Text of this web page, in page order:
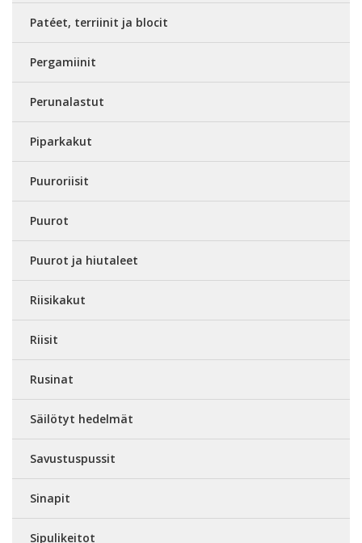
Patéet, terriinit ja blocit
Pergamiinit
Perunalastut
Piparkakut
Puuroriisit
Puurot
Puurot ja hiutaleet
Riisikakut
Riisit
Rusinat
Säilötyt hedelmät
Savustuspussit
Sinapit
Sipulikeitot